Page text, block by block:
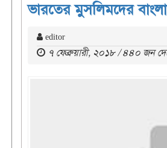
ভারতের মুসলিমদের
editor
৭ ফেব্রুয়ারী, ২০১৮ / ৪৪০ জন